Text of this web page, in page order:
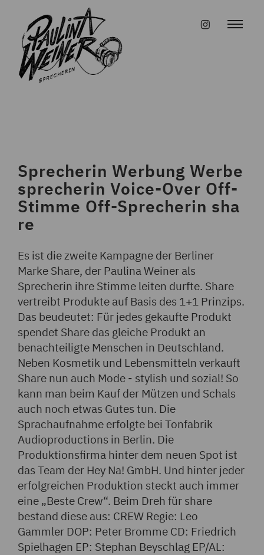
content
Sprecherin Werbung Werbe
sprecherin Voice-Over Off-
Stimme Off-Sprecherin sha
re
Es ist die zweite Kampagne der Berliner
Marke Share, der Paulina Weiner als
Sprecherin ihre Stimme leiten durfte. Share
vertreibt Produkte auf Basis des 1+1 Prinzips.
Das beudeutet: Für jedes gekaufte Produkt
spendet Share das gleiche Produkt an
benachteiligte Menschen in Deutschland.
Neben Kosmetik und Lebensmitteln verkauft
Share nun auch Mode - stylish und sozial! So
kann man beim Kauf der Mützen und Schals
auch noch etwas Gutes tun. Die
Sprachaufnahme erfolgte bei Tonfabrik
Audioproductions in Berlin. Die
Produktionsfirma hinter dem neuen Spot ist
das Team der Hey Na! GmbH. Und hinter jeder
erfolgreichen Produktion steckt auch immer
eine „Beste Crew“. Beim Dreh für share
bestand diese aus: CREW Regie: Leo
Gammler DOP: Peter Bromme CD: Friedrich
Spielhagen EP: Stephan Beyschlag EP/AL: